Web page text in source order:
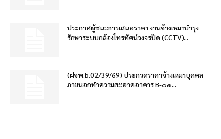
ประกาศผู้ชนะการเสนอราคา งานจ้างเหมาบำรุง
รักษาระบบกล้องโทรทัศน์วงจรปิด (CCTV)...
(ฝจพ.b.02/39/69) ประกวดราคาจ้างเหมาบุคคล
ภายนอกทำความสะอาดอาคาร B-๐๑...